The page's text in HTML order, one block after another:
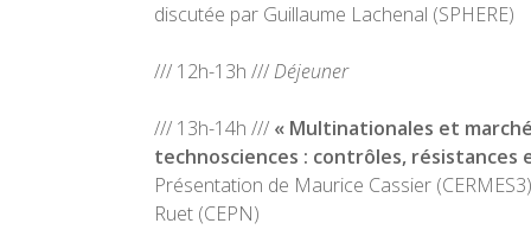
discutée par Guillaume Lachenal (SPHERE)
/// 12h-13h ///Déjeuner
/// 13h-14h /// « Multinationales et
technosciences : contrôles, résistances
Présentation de Maurice Cassier
Ruet (CEPN)